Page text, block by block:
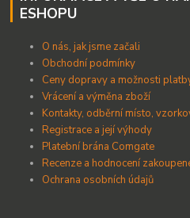
ESHOPU
O nás, jak jsme začali
Obchodní podmínky
Ceny dopravy a možnosti
Vrácení a výměna zboží
Kontakty, odběrní místo,
Registrace a její výhody
Platební brána Comgate
Recenze a hodnocení
Ochrana osobních údajů